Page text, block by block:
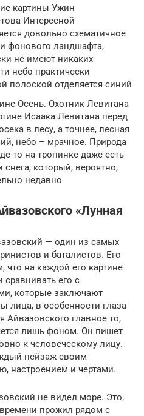
картины Ужин
Интересной
довольно схематичное
фонового ландшафта,
не имеют никаких
небо практически
полоской отделяется синий
Осень. Охотник Левитана
Исаака Левитана перед
в лесу, а точнее, лесная
небо – мрачное. Природа
то на тропинке даже есть
снега, который, вероятно,
недавно
«Лунная
— один из самых
и баталистов. Его
что на каждой его картине
его с
которые заключают
лица, в особенности глаза
Айвазовского главное то,
лишь фоном. Он пишет
к человеческому лицу.
пейзаж своим
настроением и чертами.
не видел море. Это,
прожил рядом с